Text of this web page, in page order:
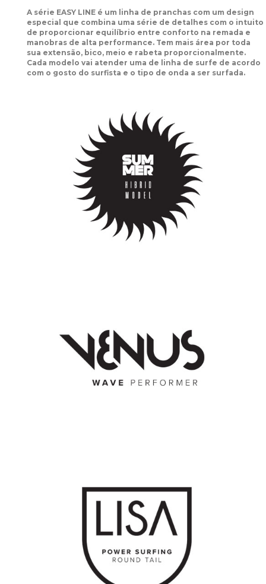
A série EASY LINE é um linha de pranchas com um design
especial que combina uma série de detalhes com o intuito
de proporcionar equilíbrio entre conforto na remada e
manobras de alta performance. Tem mais área por toda
sua extensão, bico, meio e rabeta proporcionalmente.
Cada modelo vai atender uma de linha de surfe de acordo
com o gosto do surfista e o tipo de onda a ser surfada.